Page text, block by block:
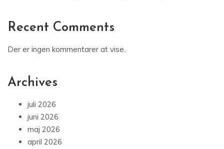
Recent Comments
Der er ingen kommentarer at vise.
Archives
juli 2026
juni 2026
maj 2026
april 2026